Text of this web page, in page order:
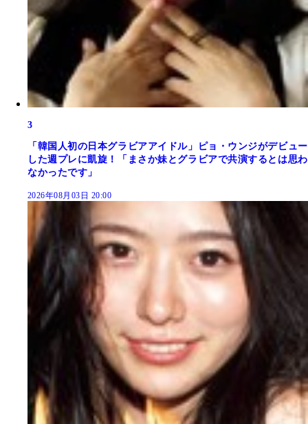
3
「韓国人初の日本グラビアアイドル」ピョ・ウンジがデビュー
した週プレに凱旋！「まさか妹とグラビアで共演するとは思わ
なかったです」
2026年08月03日 20:00